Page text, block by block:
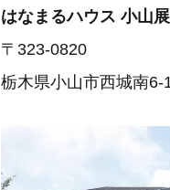
はなまるハウス 小山
〒323-0820
栃木県小山市西城南6-